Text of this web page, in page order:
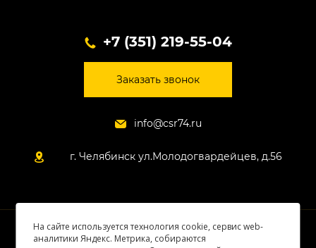
+7 (351) 219-55-04
Заказать звонок
info@csr74.ru
г. Челябинск ул.Молодогвардейцев, д.56
© 2026 Все права защищены
На сайте используется технология cookie, сервис web-
аналитики Яндекс. Метрика, собираются